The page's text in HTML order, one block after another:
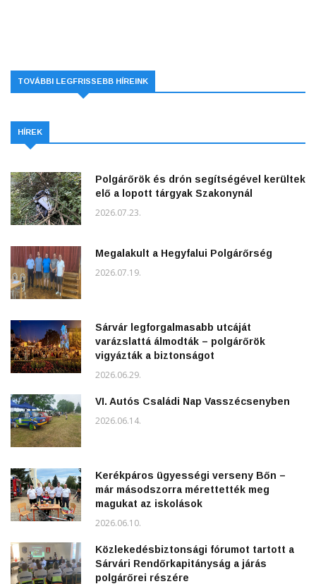
TOVÁBBI LEGFRISSEBB HÍREINK
HÍREK
Polgárőrök és drón segítségével kerültek
elő a lopott tárgyak Szakonynál
2026.07.23.
Megalakult a Hegyfalui Polgárőrség
2026.07.19.
Sárvár legforgalmasabb utcáját
varázslattá álmodták – polgárőrök
vigyázták a biztonságot
2026.06.29.
VI. Autós Családi Nap Vasszécsenyben
2026.06.14.
Kerékpáros ügyességi verseny Bőn –
már másodszorra mérettették meg
magukat az iskolások
2026.06.10.
Közlekedésbiztonsági fórumot tartott a
Sárvári Rendőrkapitányság a járás
polgárőrei részére